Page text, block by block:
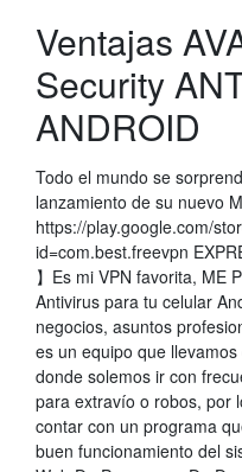
Ventajas
Security
ANDROID
Todo el mundo se
lanzamiento de su nuevo
https://play.google.com/
id=com.best.freevpn
】Es mi VPN favorita, ME
Antivirus para tu celular
negocios, asuntos
es un equipo que
donde solemos ir con
para extravío o robos, por
contar con un programa
buen funcionamiento del